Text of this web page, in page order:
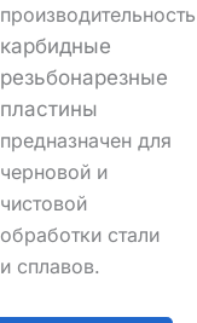
производительность
карбидные
резьбонарезные
пластины
предназначен для
черновой и
чистовой
обработки стали
и сплавов.